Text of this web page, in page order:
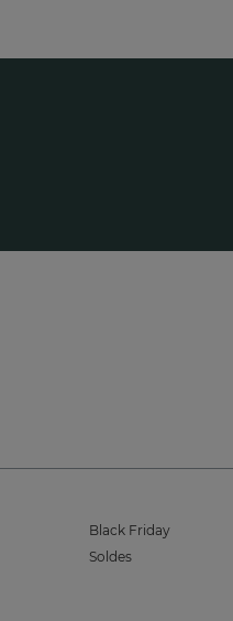
Black Friday
Soldes